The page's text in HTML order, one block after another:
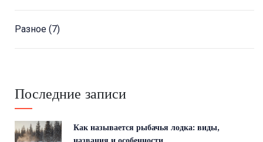
Разное (7)
Последние записи
Как называется рыбачья лодка: виды,